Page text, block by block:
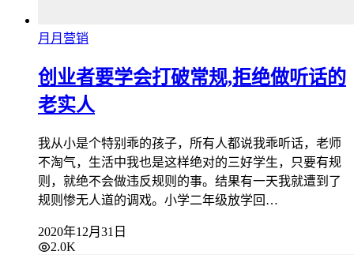
月月营销
创业者要学会打破常规,拒绝做听话的
老实人
我从小是个特别乖的孩子，所有人都说我乖听话，老师
不淘气，生活中我也是这样绝对的三好学生，只要有规
则，就绝不会做违反规则的事。结果有一天我就遭到了
规则惨无人道的调戏。小学二年级放学回…
2020年12月31日
2.0K